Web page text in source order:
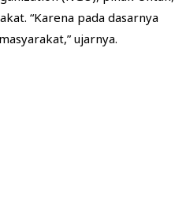
“Karena pada dasarnya
ujarnya.